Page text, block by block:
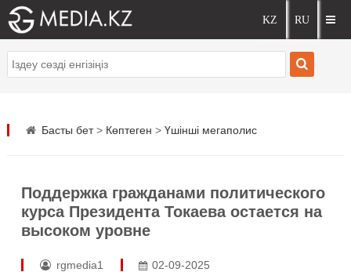
Басты бет> Көптеген > Үшінші мегаполис
Поддержка гражданами политического
курса Президента Токаева остается на
высоком уровне
rgmedia1 02-09-2025